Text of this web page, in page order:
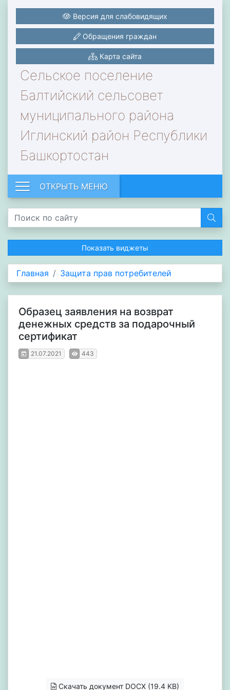
Сельское поселение
Балтийский сельсовет
муниципального района
Иглинский район Республики
Башкортостан
Версия для слабовидящих
Обращения граждан
Карта сайта
ОТКРЫТЬ МЕНЮ
Показать виджеты
Главная Защита прав потребителей
Образец заявления на возврат
денежных средств за подарочный
сертификат
21.07.2021 443
Скачать документ DOCX (19.4 KB)